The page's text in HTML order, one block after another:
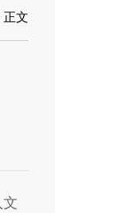
正文
文